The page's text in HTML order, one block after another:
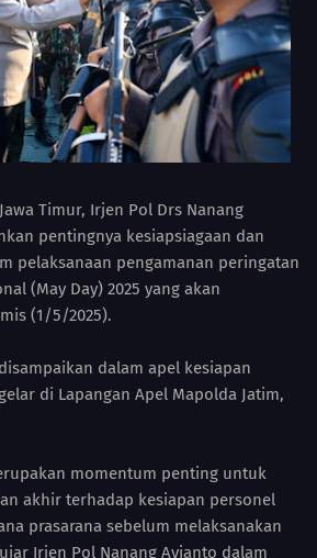
Timur, Irjen Pol Drs Nanang
pentingnya kesiapsiagaan dan
pelaksanaan pengamanan peringatan
(May Day) 2025 yang akan
(1/5/2025).
dalam apel kesiapan
di Lapangan Apel Mapolda Jatim,
momentum penting untuk
akhir terhadap kesiapan personel
prasarana sebelum melaksanakan
Irjen Pol Nanang Avianto dalam